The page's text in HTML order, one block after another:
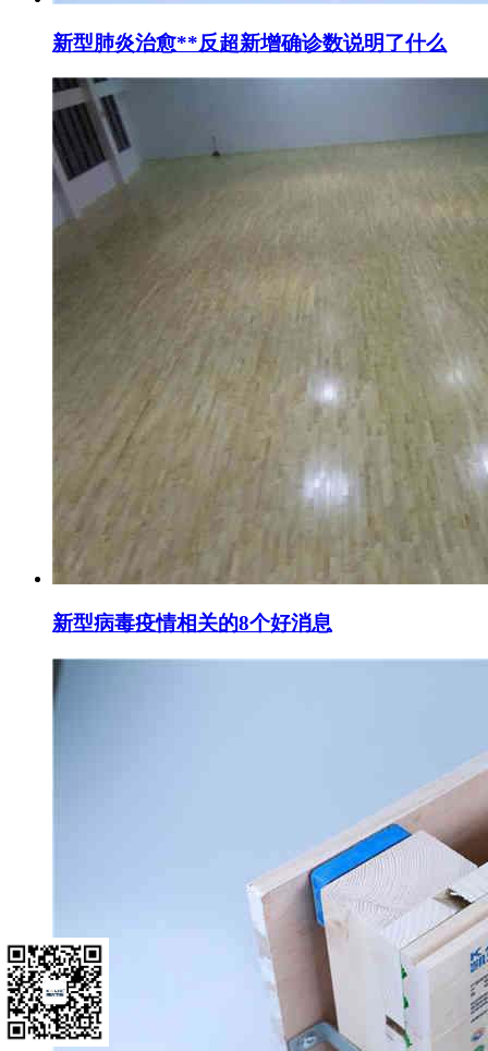
新型肺炎治愈**反超新增确诊数说明了什么
新型病毒疫情相关的8个好消息